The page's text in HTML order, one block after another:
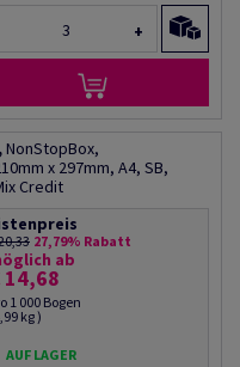
+
NonStopBox,
x 297mm, A4, SB,
Credit
27,79% Rabatt
ab
14,68
1 000 Bogen
kg )
AUF LAGER